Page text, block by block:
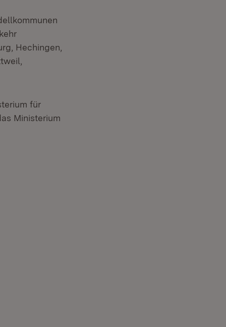
Hechingen,
für
Ministerium